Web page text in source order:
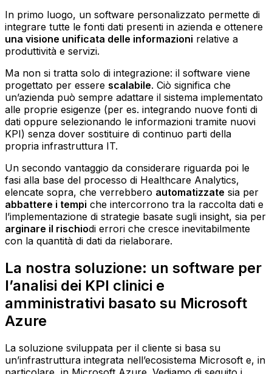
In primo luogo, un software personalizzato permette di
integrare tutte le fonti dati presenti in azienda e ottenere
una visione unificata delle informazioni relative a
produttività e servizi.
Ma non si tratta solo di integrazione: il software viene
progettato per essere scalabile. Ciò significa che
un’azienda può sempre adattare il sistema implementato
alle proprie esigenze (per es. integrando nuove fonti di
dati oppure selezionando le informazioni tramite nuovi
KPI) senza dover sostituire di continuo parti della
propria infrastruttura IT.
Un secondo vantaggio da considerare riguarda poi le
fasi alla base del processo di Healthcare Analytics,
elencate sopra, che verrebbero automatizzate sia per
abbattere i tempi che intercorrono tra la raccolta dati e
l’implementazione di strategie basate sugli insight, sia per
arginare il rischiodi errori che cresce inevitabilmente
con la quantità di dati da rielaborare.
La nostra soluzione: un software per
l’analisi dei KPI clinici e
amministrativi basato su Microsoft
Azure
La soluzione sviluppata per il cliente si basa su
un’infrastruttura integrata nell’ecosistema Microsoft e, in